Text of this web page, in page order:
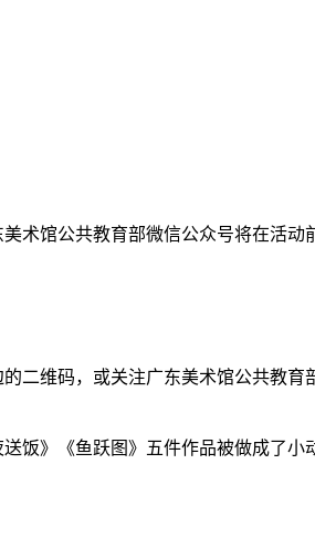
术馆公共教育部微信公众号将在活动
二维码，或关注广东美术馆公共教育
饭》《鱼跃图》五件作品被做成了